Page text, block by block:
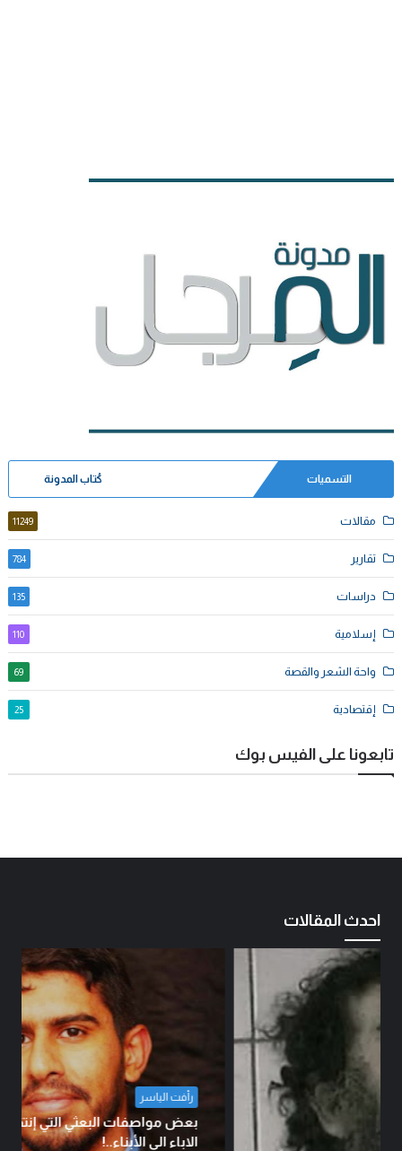
التسميات كُتاب المدونة
مقالات 11249
تقارير 784
دراسات 135
إسلامية 110
واحة الشعر والقصة 69
إقتصادية 25
تابعونا على الفيس بوك
احدث المقالات
رأفت الياسر
بعض مواصفات البعثي التي إنتقلت بالجينات من
الاباء الى الأبناء..!